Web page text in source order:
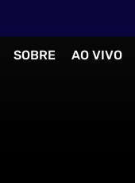
SOBRE AO VIVO